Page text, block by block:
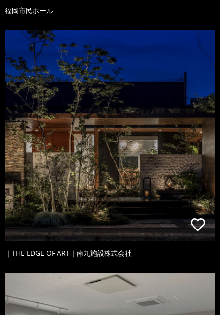
福岡市民ホール
｜THE EDGE OF ART｜南九施設株式会社